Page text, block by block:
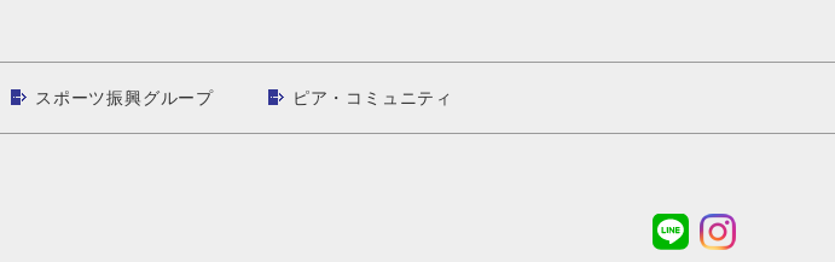
スポーツ振興グループ ピア・コミュニティ